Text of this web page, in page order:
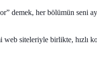
demek, her bölümün seni
web siteleriyle birlikte,